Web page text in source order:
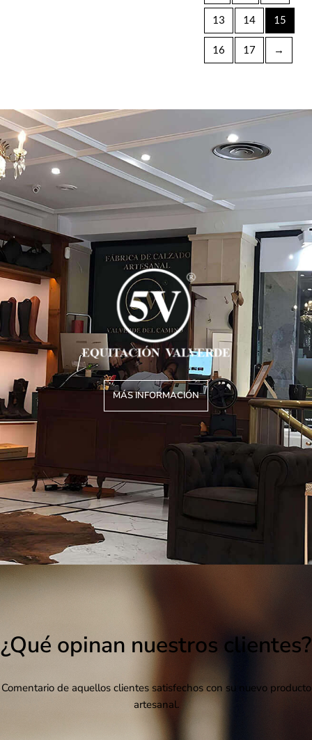
13 14 15
16 17 →
MÁS INFORMACIÓN
¿Qué opinan nuestros clientes?
Comentario de aquellos clientes satisfechos con su nuevo producto
artesanal.